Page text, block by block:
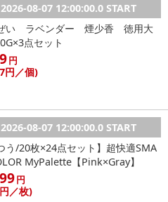
いて】
、配送日数などにより異なります
できません。
いただき、お届けする商品セット
申し込みください。
アル（成分など含む）等により、
ードなど、お届け商品と多少異な
地表示制度]の経過措置期間の終
2026-08-07 12:00:00.0 START
い ラベンダー 煙少香 徳用大
点セット
円
円 ／個)
2026-08-07 12:00:00.0 START
う/20枚×24点セット】超快適SMA
MyPalette【Pink×Gray】
円
／枚)